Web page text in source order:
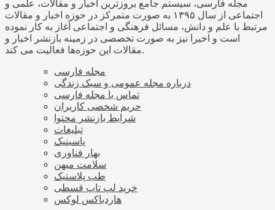
مجله فارسی، سیستم جامع بروزترین اخبار و مقالات، علمی و
اجتماعی از سال ۱۳۹۵ به صورت متمرکز در حوزه اخبار و مقالات
مرتبط با علم و دانش، مسائل فرهنگی و اجتماعی آغاز به کار نموده
است و اخیرا نیز به صورت تخصصی در زمینه بازنشر اخبار و
مقالات این حوزه‌ها فعالیت می کند.
مجله فارسی
درباره مجله عمومی و سبک زندگی
تماس با مجله فارسی
حریم شخصی کاربران
شرایط بازنشر محتوا
تبلیغات
پاسینیک
بهار فناوری
سلامت میهن
طب پلاستیک
خرید لپ تاپ قسطی
هاردباکس لوکس